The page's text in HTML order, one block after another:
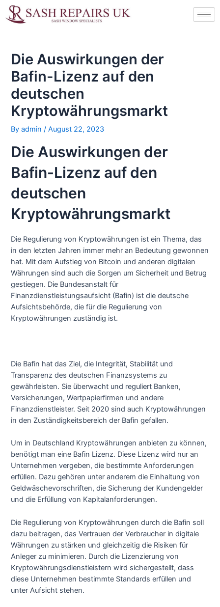
Skip
to
Die Auswirkungen der
Bafin-Lizenz auf den
deutschen
Kryptowährungsmarkt
Byadmin/August 22, 2023
Die Auswirkungen der
Bafin-Lizenz auf den
deutschen
Kryptowährungsmarkt
Die Regulierung von Kryptowährungen ist ein Thema, das
in den letzten Jahren immer mehr an Bedeutung gewonnen
hat. Mit dem Aufstieg von Bitcoin und anderen digitalen
Währungen sind auch die Sorgen um Sicherheit und Betrug
gestiegen. Die Bundesanstalt für
Finanzdienstleistungsaufsicht (Bafin) ist die deutsche
Aufsichtsbehörde, die für die Regulierung von
Kryptowährungen zuständig ist.
Die Bafin hat das Ziel, die Integrität, Stabilität und
Transparenz des deutschen Finanzsystems zu
gewährleisten. Sie überwacht und reguliert Banken,
Versicherungen, Wertpapierfirmen und andere
Finanzdienstleister. Seit 2020 sind auch Kryptowährungen
in den Zuständigkeitsbereich der Bafin gefallen.
Um in Deutschland Kryptowährungen anbieten zu können,
benötigt man eine Bafin Lizenz. Diese Lizenz wird nur an
Unternehmen vergeben, die bestimmte Anforderungen
erfüllen. Dazu gehören unter anderem die Einhaltung von
Geldwäschevorschriften, die Sicherung der Kundengelder
und die Erfüllung von Kapitalanforderungen.
Die Regulierung von Kryptowährungen durch die Bafin soll
dazu beitragen, das Vertrauen der Verbraucher in digitale
Währungen zu stärken und gleichzeitig die Risiken für
Anleger zu minimieren. Durch die Lizenzierung von
Kryptowährungsdienstleistern wird sichergestellt, dass
diese Unternehmen bestimmte Standards erfüllen und
unter Aufsicht stehen.
navigation